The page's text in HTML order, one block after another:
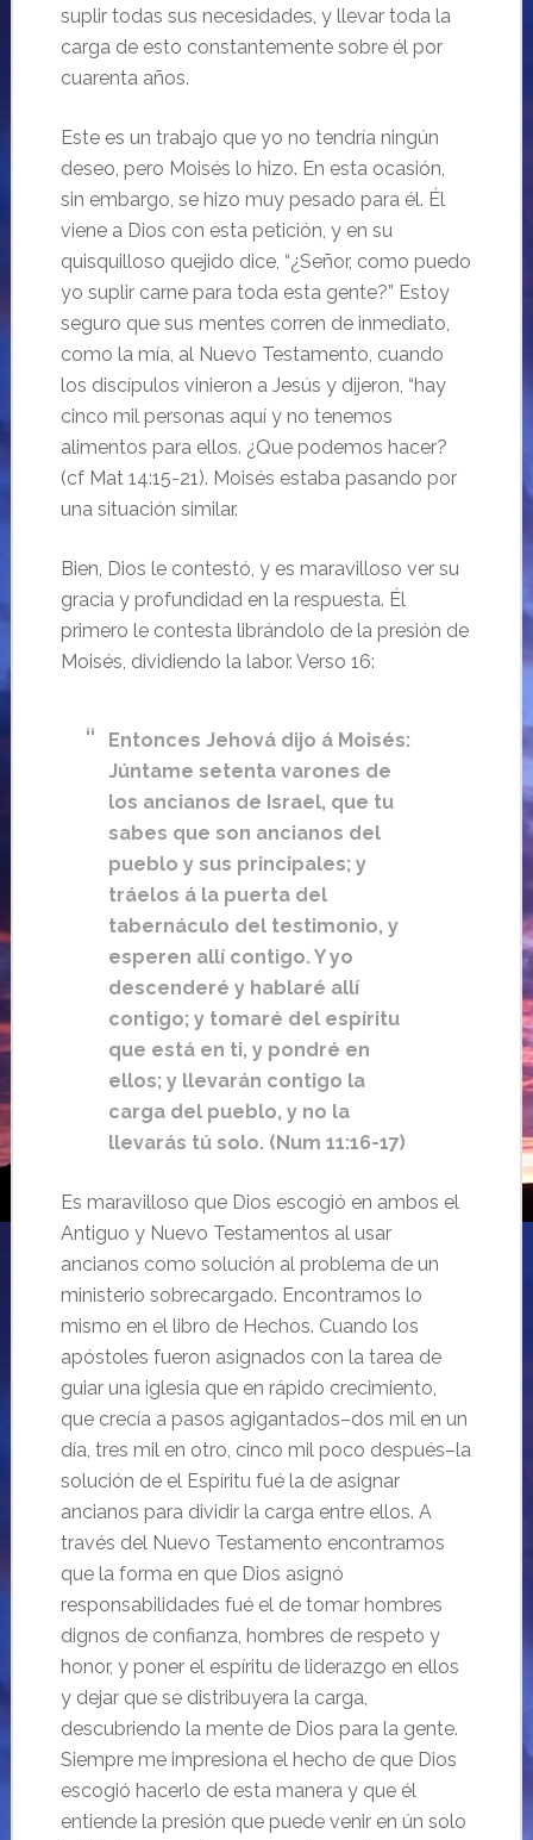
suplir todas sus necesidades, y llevar toda la
carga de esto constantemente sobre él por
cuarenta años.
Este es un trabajo que yo no tendría ningún
deseo, pero Moisés lo hizo. En esta ocasión,
sin embargo, se hizo muy pesado para él. Él
viene a Dios con esta petición, y en su
quisquilloso quejido dice, “¿Señor, como puedo
yo suplir carne para toda esta gente?” Estoy
seguro que sus mentes corren de inmediato,
como la mía, al Nuevo Testamento, cuando
los discípulos vinieron a Jesús y dijeron, “hay
cinco mil personas aquí y no tenemos
alimentos para ellos. ¿Que podemos hacer?
(cf Mat 14:15-21). Moisés estaba pasando por
una situación similar.
Bien, Dios le contestó, y es maravilloso ver su
gracia y profundidad en la respuesta. Él
primero le contesta librándolo de la presión de
Moisés, dividiendo la labor. Verso 16:
Entonces Jehová dijo á Moisés:
Júntame setenta varones de
los ancianos de Israel, que tu
sabes que son ancianos del
pueblo y sus principales; y
tráelos á la puerta del
tabernáculo del testimonio, y
esperen allí contigo. Y yo
descenderé y hablaré allí
contigo; y tomaré del espíritu
que está en ti, y pondré en
ellos; y llevarán contigo la
carga del pueblo, y no la
llevarás tú solo. (Num 11:16-17)
Es maravilloso que Dios escogió en ambos el
Antiguo y Nuevo Testamentos al usar
ancianos como solución al problema de un
ministerio sobrecargado. Encontramos lo
mismo en el libro de Hechos. Cuando los
apóstoles fueron asignados con la tarea de
guiar una iglesia que en rápido crecimiento,
que crecía a pasos agigantados–dos mil en un
día, tres mil en otro, cinco mil poco después–la
solución de el Espíritu fué la de asignar
ancianos para dividir la carga entre ellos. A
través del Nuevo Testamento encontramos
que la forma en que Dios asignó
responsabilidades fué el de tomar hombres
dignos de confianza, hombres de respeto y
honor, y poner el espíritu de liderazgo en ellos
y dejar que se distribuyera la carga,
descubriendo la mente de Dios para la gente.
Siempre me impresiona el hecho de que Dios
escogió hacerlo de esta manera y que él
entiende la presión que puede venir en ún solo